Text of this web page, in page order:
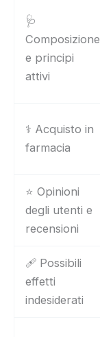
🩺
Composizione
e principi
attivi
⚕️ Acquisto in
farmacia
⭐ Opinioni
degli utenti e
recensioni
🩹 Possibili
effetti
indesiderati